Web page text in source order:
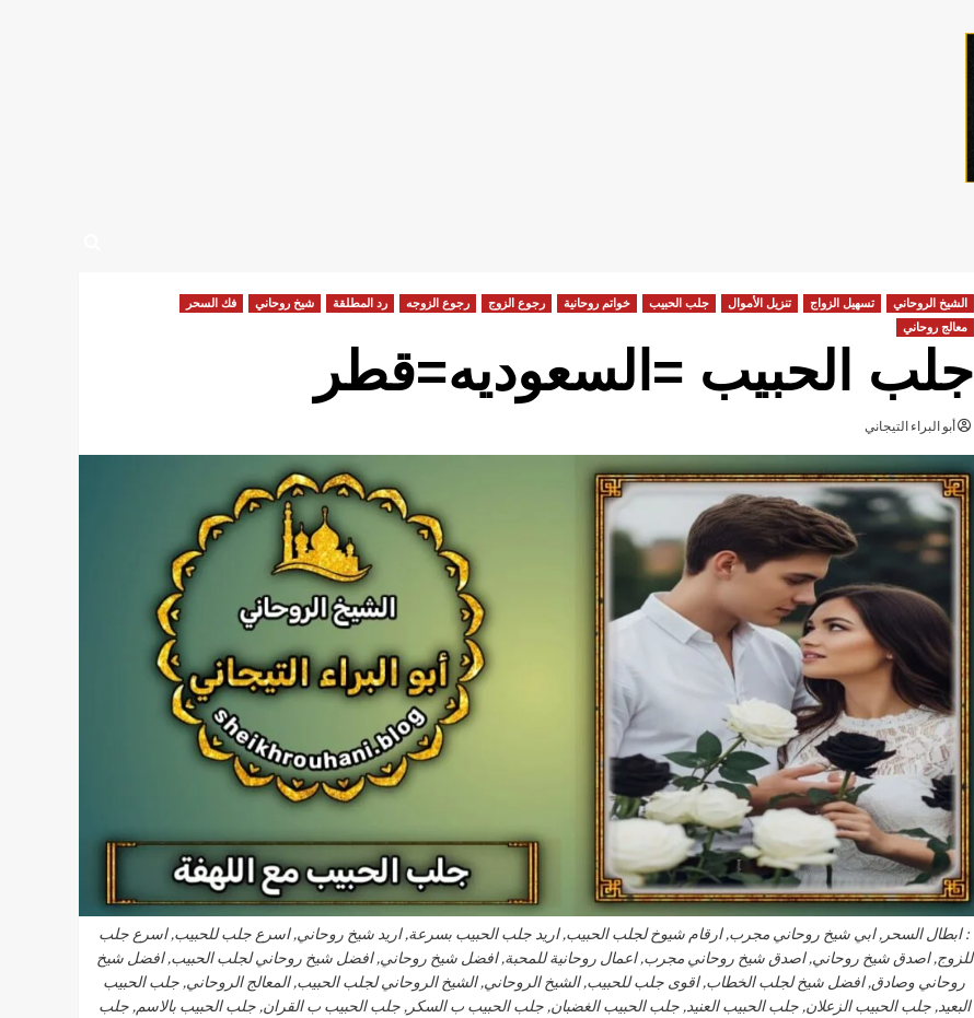
الشيخ الروحاني تسهيل الزواج تنزيل الأموال جلب الحبيب خواتم روحانية رجوع الزوج رجوع الزوجه رد المطلقة شيخ روحاني
فك السحر
معالج روحاني
جلب الحبيب =السعوديه=قطر
أبو البراء التيجاني
: ابطال السحر, ابي شيخ روحاني مجرب, ارقام شيوخ لجلب الحبيب, اريد جلب الحبيب بسرعة, اريد شيخ روحاني, اسرع جلب للحبيب, اسرع جلب
للزوج, اصدق شيخ روحاني, اصدق شيخ روحاني مجرب, اعمال روحانية للمحبة, افضل شيخ روحاني, افضل شيخ روحاني لجلب الحبيب, افضل شيخ
روحاني وصادق, افضل شيخ لجلب الخطاب, اقوى جلب للحبيب, الشيخ الروحاني, الشيخ الروحاني لجلب الحبيب, المعالج الروحاني, جلب الحبيب
البعيد, جلب الحبيب الزعلان, جلب الحبيب العنيد, جلب الحبيب الغضبان, جلب الحبيب ب السكر, جلب الحبيب ب القران, جلب الحبيب بالاسم, جلب